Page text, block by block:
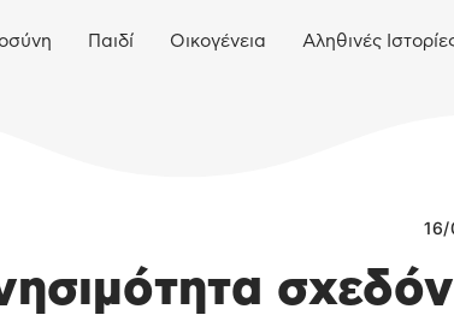
Παιδί Οικογένεια Αληθινές
σχεδόν